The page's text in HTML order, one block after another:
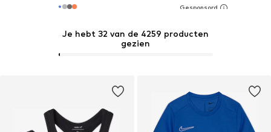
Je hebt 32 van de 4259 producten
gezien